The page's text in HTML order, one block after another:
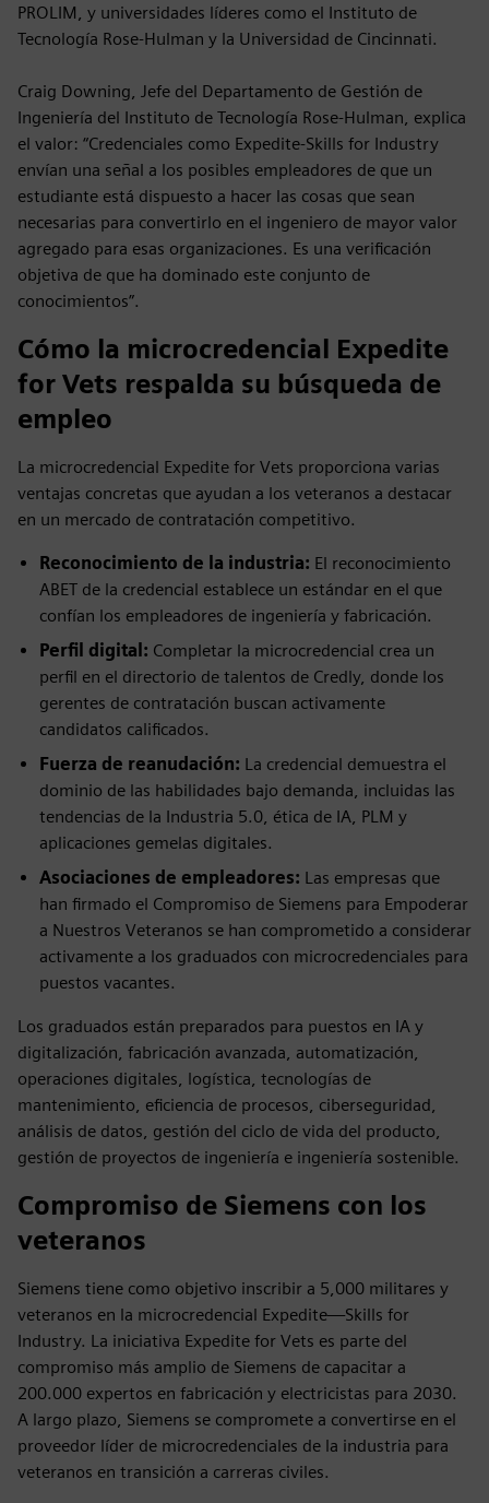
PROLIM, y universidades líderes como el Instituto de
Tecnología Rose-Hulman y la Universidad de Cincinnati.
Craig Downing, Jefe del Departamento de Gestión de
Ingeniería del Instituto de Tecnología Rose-Hulman, explica
el valor: “Credenciales como Expedite-Skills for Industry
envían una señal a los posibles empleadores de que un
estudiante está dispuesto a hacer las cosas que sean
necesarias para convertirlo en el ingeniero de mayor valor
agregado para esas organizaciones. Es una verificación
objetiva de que ha dominado este conjunto de
conocimientos”.
Cómo la microcredencial Expedite
for Vets respalda su búsqueda de
empleo
La microcredencial Expedite for Vets proporciona varias
ventajas concretas que ayudan a los veteranos a destacar
en un mercado de contratación competitivo.
Reconocimiento de la industria: El reconocimiento
ABET de la credencial establece un estándar en el que
confían los empleadores de ingeniería y fabricación.
Perfil digital: Completar la microcredencial crea un
perfil en el directorio de talentos de Credly, donde los
gerentes de contratación buscan activamente
candidatos calificados.
Fuerza de reanudación: La credencial demuestra el
dominio de las habilidades bajo demanda, incluidas las
tendencias de la Industria 5.0, ética de IA, PLM y
aplicaciones gemelas digitales.
Asociaciones de empleadores: Las empresas que
han firmado el Compromiso de Siemens para Empoderar
a Nuestros Veteranos se han comprometido a considerar
activamente a los graduados con microcredenciales para
puestos vacantes.
Los graduados están preparados para puestos en IA y
digitalización, fabricación avanzada, automatización,
operaciones digitales, logística, tecnologías de
mantenimiento, eficiencia de procesos, ciberseguridad,
análisis de datos, gestión del ciclo de vida del producto,
gestión de proyectos de ingeniería e ingeniería sostenible.
Compromiso de Siemens con los
veteranos
Siemens tiene como objetivo inscribir a 5,000 militares y
veteranos en la microcredencial Expedite—Skills for
Industry. La iniciativa Expedite for Vets es parte del
compromiso más amplio de Siemens de capacitar a
200.000 expertos en fabricación y electricistas para 2030.
A largo plazo, Siemens se compromete a convertirse en el
proveedor líder de microcredenciales de la industria para
veteranos en transición a carreras civiles.